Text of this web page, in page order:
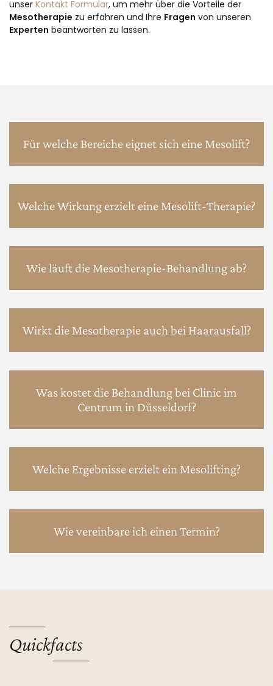
unser Kontakt Formular, um mehr über die Vorteile der
Mesotherapie zu erfahren und Ihre Fragen von unseren
Experten beantworten zu lassen.
Für welche Bereiche eignet sich eine Mesolift?
Welche Wirkung erzielt eine Mesolift-Therapie?
Wie läuft die Mesotherapie-Behandlung ab?
Wirkt die Mesotherapie auch bei Haarausfall?
Was kostet die Behandlung bei Clinic im
Centrum in Düsseldorf?
Welche Ergebnisse erzielt ein Mesolifting?
Wie vereinbare ich einen Termin?
Quickfacts